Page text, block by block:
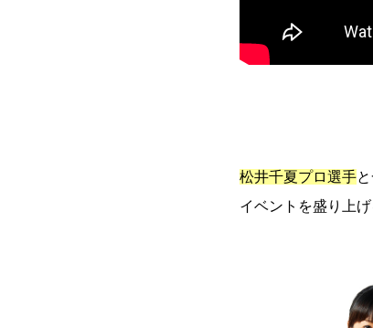
松井千夏プロ選手
イベントを盛り上